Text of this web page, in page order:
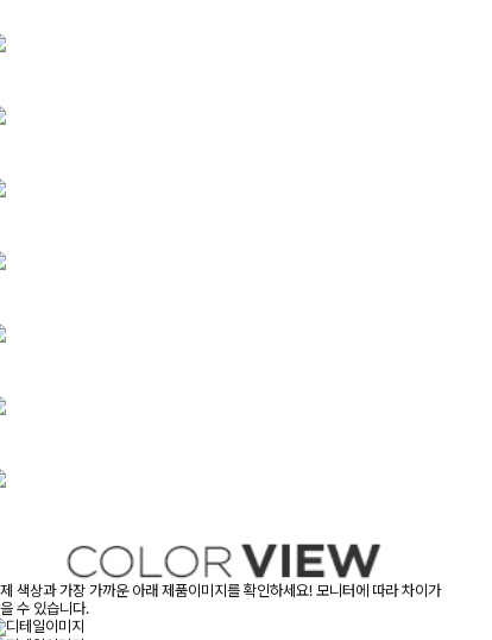
색상과 가장 가까운 아래 제품이미지를 확인하세요! 모니터에 따라 차이가
수 있습니다.